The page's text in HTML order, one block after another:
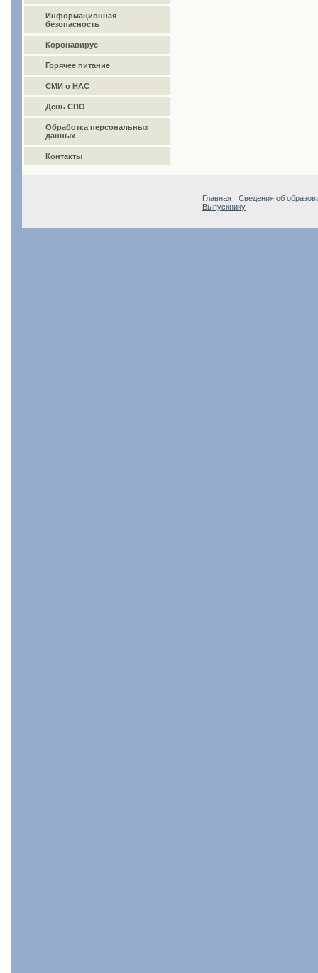
Информационная
безопасность
Коронавирус
Горячее питание
СМИ о НАС
День СПО
Обработка персональных
данных
Контакты
Главная
Сведения об
Выпускнику